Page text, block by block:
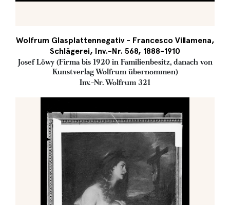
Wolfrum Glasplattennegativ - Francesco Villamena,
Schlägerei, Inv.-Nr. 568, 1888-1910
Josef Löwy (Firma bis 1920 in Familienbesitz, danach von
Kunstverlag Wolfrum übernommen)
Inv.-Nr. Wolfrum 321